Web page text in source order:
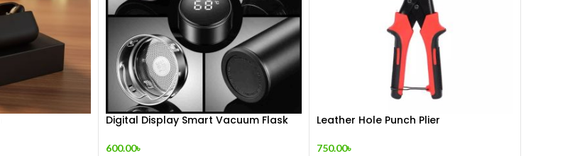
Digital Display Smart Vacuum Flask
600.00৳
Leather Hole Punch Plier
750.00৳